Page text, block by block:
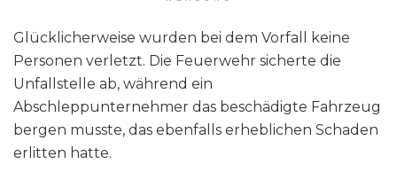
Glücklicherweise wurden bei dem Vorfall keine
Personen verletzt. Die Feuerwehr sicherte die
Unfallstelle ab, während ein
Abschleppunternehmer das beschädigte Fahrzeug
bergen musste, das ebenfalls erheblichen Schaden
erlitten hatte.